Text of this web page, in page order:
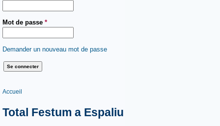
Mot de passe *
Demander un nouveau mot de passe
Vous êtes ici
Accueil
Total Festum a Espaliu